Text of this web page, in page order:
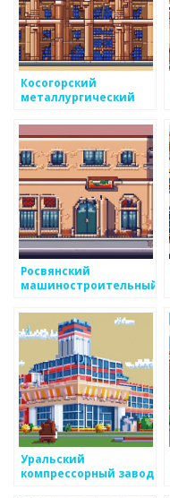
Косогорский
металлургический
Росвянский
машиностроительный
Уральский
компрессорный завод